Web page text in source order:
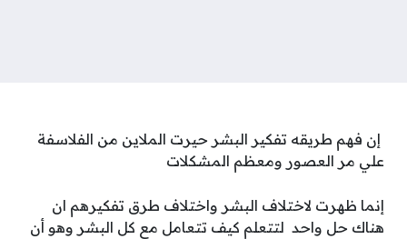
إن فهم طريقه تفكير البشر حيرت الملاين من الفلاسفة
علي مر العصور ومعظم المشكلات
إنما ظهرت لاختلاف البشر واختلاف طرق تفكيرهم ان
هناك حل واحد لتتعلم كيف تتعامل مع كل البشر وهو أن